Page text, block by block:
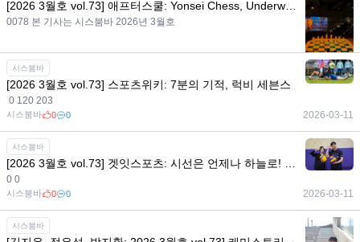
0078 본 기사는 시스붐바 2026년 3월호
시스붐바 2026-03-11
시스붐바
[2026 3월호 vol.73] 스포츠위키: 7분의 기적, 럭비 세븐스
0 120 203
시스붐바 0 0 2026-03-11
시스붐바
0 0
시스붐바 0 0 2026-03-11
시스붐바